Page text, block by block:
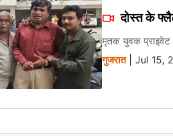
दोस्त के
मृतक युवक प्राइवेट
गुजरात| Jul 15,